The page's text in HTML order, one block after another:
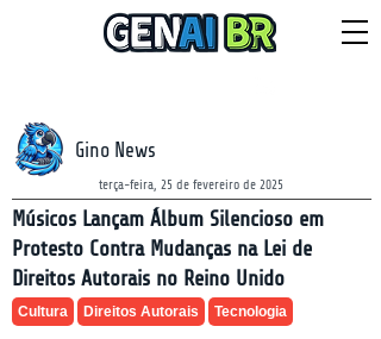
Gino News
terça-feira, 25 de fevereiro de 2025
Músicos Lançam Álbum Silencioso em
Protesto Contra Mudanças na Lei de
Direitos Autorais no Reino Unido
Cultura Direitos Autorais Tecnologia